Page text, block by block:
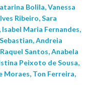
Bolila, Vanessa
Ribeiro, Sara
Maria Fernandes,
Andreia
Santos, Anabela
Peixoto de Sousa,
Moraes, Ton Ferreira,